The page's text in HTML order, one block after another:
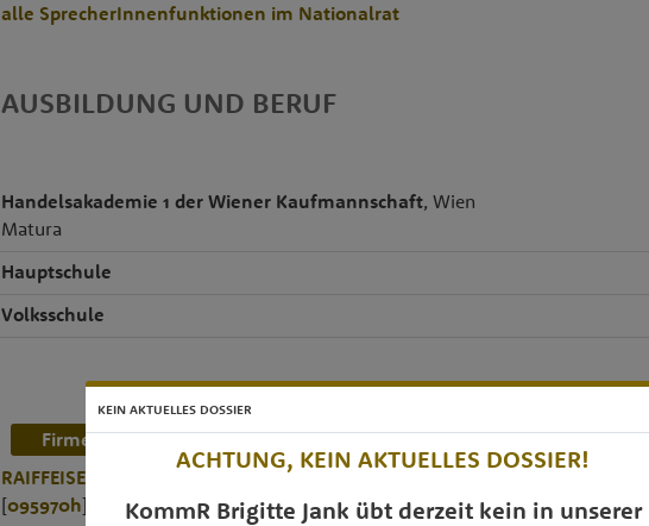
alle SprecherInnenfunktionen im Nationalrat
AUSBILDUNG UND BERUF
Handelsakademie 1 der Wiener Kaufmannschaft, Wien
Matura
Hauptschule
Volksschule
Firmennetzwerk
RAIFFEISEN-HOLDING NIEDERÖSTERREICH-WIEN registrierte
[095970h]
KEIN AKTUELLES DOSSIER
ACHTUNG, KEIN AKTUELLES DOSSIER!
KommR Brigitte Jank übt derzeit kein in unserer